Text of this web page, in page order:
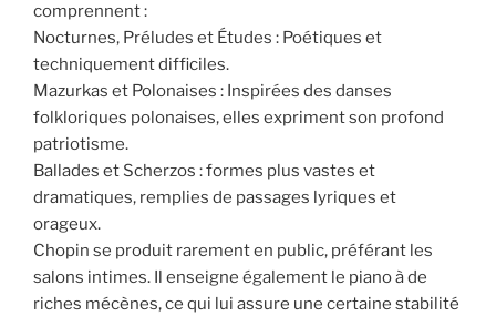
comprennent :
Nocturnes, Préludes et Études : Poétiques et
techniquement difficiles.
Mazurkas et Polonaises : Inspirées des danses
folkloriques polonaises, elles expriment son profond
patriotisme.
Ballades et Scherzos : formes plus vastes et
dramatiques, remplies de passages lyriques et
orageux.
Chopin se produit rarement en public, préférant les
salons intimes. Il enseigne également le piano à de
riches mécènes, ce qui lui assure une certaine stabilité